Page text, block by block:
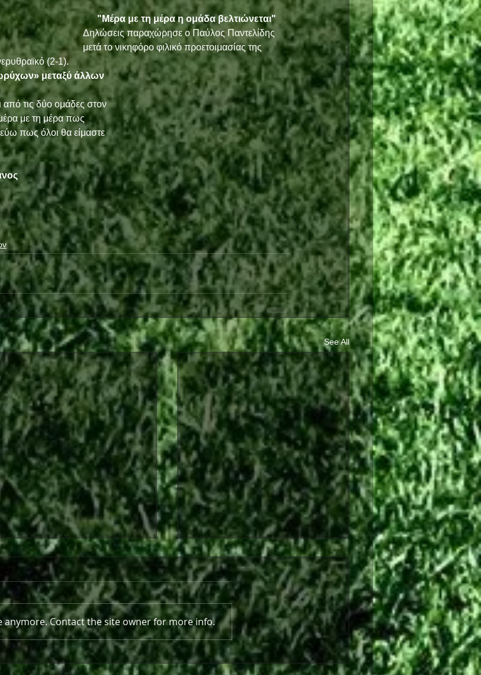
"Μέρα με τη μέρα η ομάδα βελτιώνεται"
Δηλώσεις παραχώρησε ο Παύλος Παντελίδης
μετά το νικηφόρο φιλικό προετοιμασίας της
(2-1).
μεταξύ άλλων
από τις δύο ομάδες στον
με τη μέρα πως
πως όλοι θα είμαστε
See All
Στο πλευρό της Θύελλας και
τη νέα σεζόν ο Ανδρέας
Παρελθόν από τη Θύελλα
Ραφήνας ο Θωμάς Ντάφλας
Contact the site owner for more info.